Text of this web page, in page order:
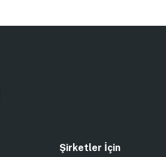
Şirketler İçin